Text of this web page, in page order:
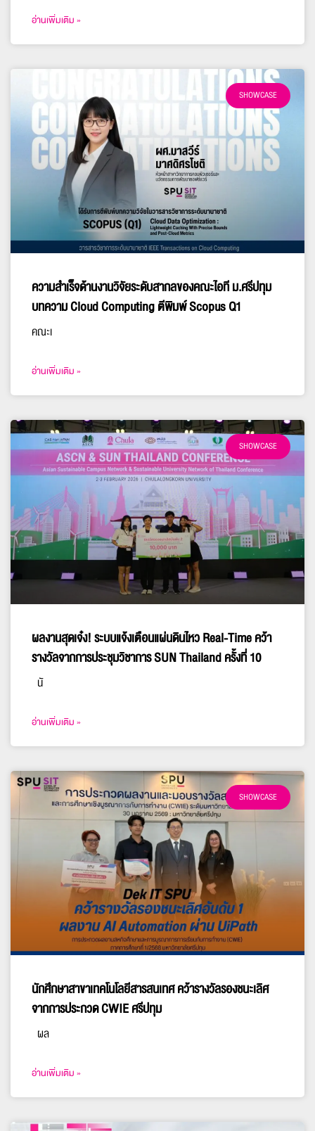
อ่านเพิ่มเติม »
SHOWCASE
ความสำเร็จด้านงานวิจัยระดับสากลของคณะไอที ม.ศรีปทุม
บทความ Cloud Computing ตีพิมพ์ Scopus Q1
คณะเ
อ่านเพิ่มเติม »
SHOWCASE
ผลงานสุดเจ๋ง! ระบบแจ้งเตือนแผ่นดินไหว Real-Time คว้า
รางวัลจากการประชุมวิชาการ SUN Thailand ครั้งที่ 10
นั
อ่านเพิ่มเติม »
SHOWCASE
นักศึกษาสาขาเทคโนโลยีสารสนเทศ คว้ารางวัลรองชนะเลิศ
จากการประกวด CWIE ศรีปทุม
ผล
อ่านเพิ่มเติม »